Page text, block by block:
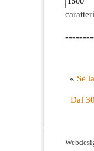
« Se
Dal